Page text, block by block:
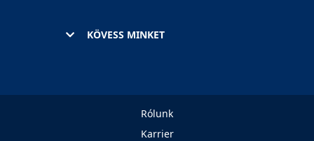
KÖVESS MINKET
Rólunk
Karrier